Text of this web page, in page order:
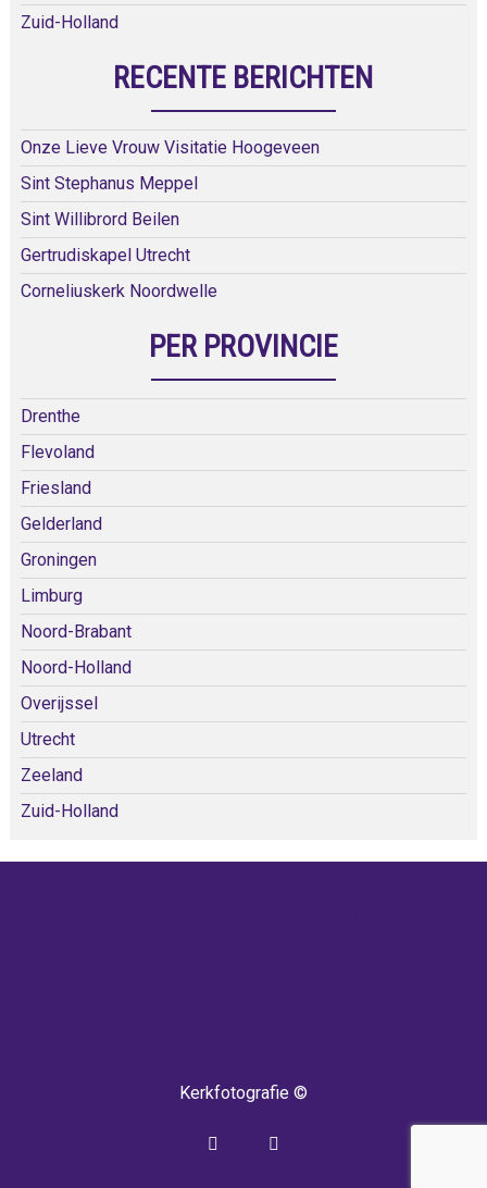
Zuid-Holland
RECENTE BERICHTEN
Onze Lieve Vrouw Visitatie Hoogeveen
Sint Stephanus Meppel
Sint Willibrord Beilen
Gertrudiskapel Utrecht
Corneliuskerk Noordwelle
PER PROVINCIE
Drenthe
Flevoland
Friesland
Gelderland
Groningen
Limburg
Noord-Brabant
Noord-Holland
Overijssel
Utrecht
Zeeland
Zuid-Holland
Kerkfotografie ©